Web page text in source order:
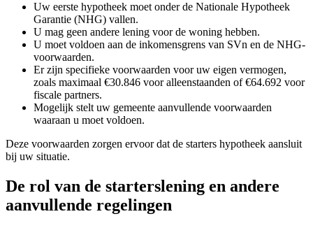
Uw eerste hypotheek moet onder de Nationale Hypotheek
Garantie (NHG) vallen.
U mag geen andere lening voor de woning hebben.
U moet voldoen aan de inkomensgrens van SVn en de NHG-
voorwaarden.
Er zijn specifieke voorwaarden voor uw eigen vermogen,
zoals maximaal €30.846 voor alleenstaanden of €64.692 voor
fiscale partners.
Mogelijk stelt uw gemeente aanvullende voorwaarden
waaraan u moet voldoen.
Deze voorwaarden zorgen ervoor dat de starters hypotheek aansluit
bij uw situatie.
De rol van de starterslening en andere
aanvullende regelingen